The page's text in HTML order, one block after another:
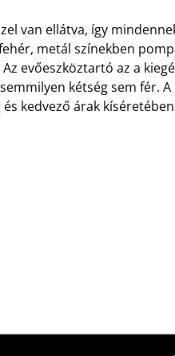
van ellátva, így
metál színekben
evőeszköztartó az a
kétség sem fér.
kedvező árak